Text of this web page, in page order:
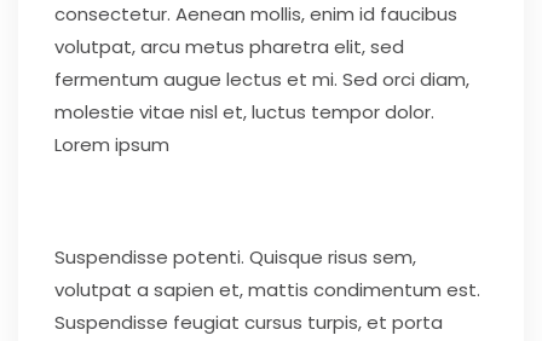
consectetur. Aenean mollis, enim id faucibus
volutpat, arcu metus pharetra elit, sed
fermentum augue lectus et mi. Sed orci diam,
molestie vitae nisl et, luctus tempor dolor.
Lorem ipsum
Suspendisse potenti. Quisque risus sem,
volutpat a sapien et, mattis condimentum est.
Suspendisse feugiat cursus turpis, et porta